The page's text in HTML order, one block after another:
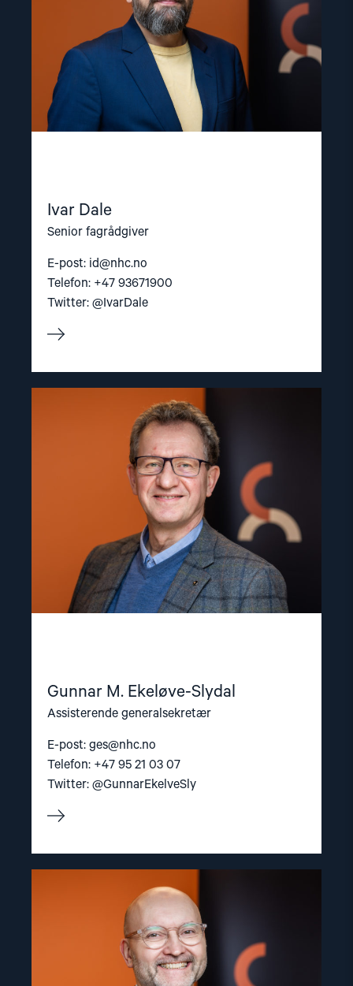
Ivar Dale
Senior fagrådgiver
E-post: id@nhc.no
Telefon: +47 93671900
Twitter: @IvarDale
Gunnar M. Ekeløve-Slydal
Assisterende generalsekretær
E-post: ges@nhc.no
Telefon: +47 95 21 03 07
Twitter: @GunnarEkelveSly
article
"Gunnar
M.
Ekeløve-
Slydal"
article
"Dag
Fedøy"